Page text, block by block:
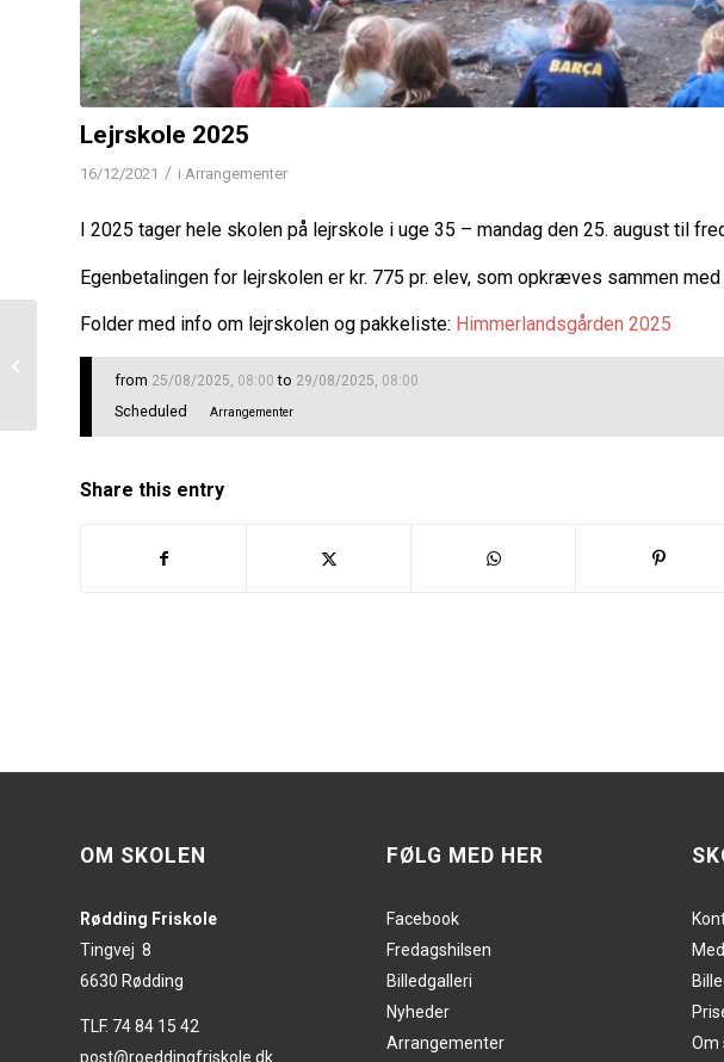
Lejrskole 2025
16/12/2021 / i Arrangementer
I 2025 tager hele skolen på lejrskole i uge 35 – mandag den 25. august til
Egenbetalingen for lejrskolen er kr. 775 pr. elev, som opkræves sammen
Folder med info om lejrskolen og pakkeliste: Himmerlandsgården 2025
from 25/08/2025, 08:00 to 29/08/2025, 08:00
Scheduled Arrangementer
Share this entry
OM SKOLEN
Rødding Friskole
Tingvej 8
6630 Rødding
TLF. 74 84 15 42
post@roeddingfriskole.dk
FØLG MED HER
Facebook
Fredagshilsen
Billedgalleri
Nyheder
Arrangementer
Om
skoleåret 22/23